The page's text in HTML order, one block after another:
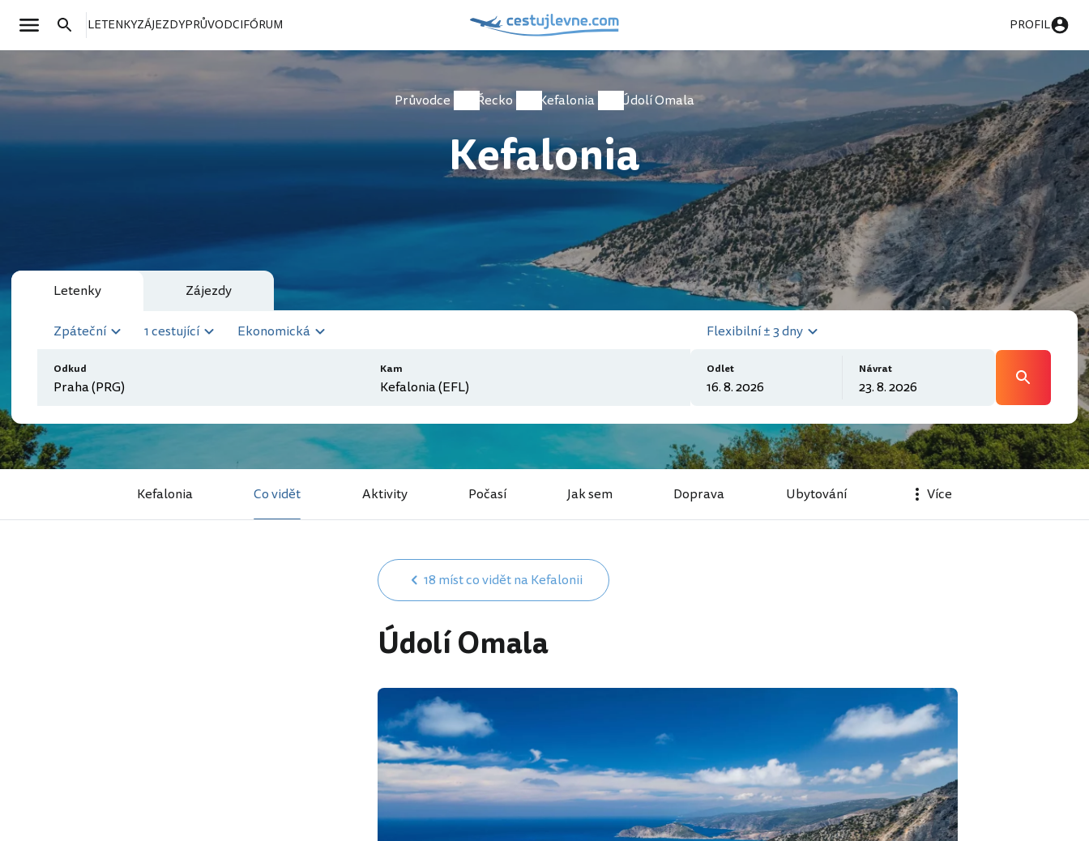
LETENKYZÁJEZDYPRŮVODCIFÓRUM PROFIL
Průvodce Řecko Kefalonia Údolí Omala
Kefalonia
Letenky Zájezdy
Zpáteční 1 cestující Ekonomická
Odkud Kam
Flexibilní ± 3 dny
Odlet Návrat
Kefalonia Co vidět Aktivity Počasí Jak sem Doprava Ubytování Více
18 míst co vidět na Kefalonii
Údolí Omala